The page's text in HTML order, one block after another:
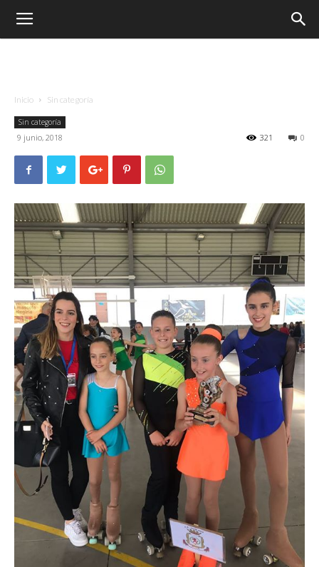
Inicio Sin categoría
Sin categoría
9 junio, 2018 0
321